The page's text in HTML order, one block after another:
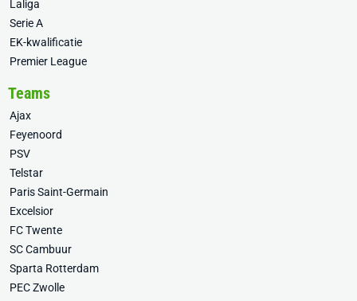
Laliga
Serie A
EK-kwalificatie
Premier League
Teams
Ajax
Feyenoord
PSV
Telstar
Paris Saint-Germain
Excelsior
FC Twente
SC Cambuur
Sparta Rotterdam
PEC Zwolle